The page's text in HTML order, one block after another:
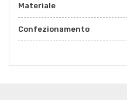
Materiale
Confezionamento